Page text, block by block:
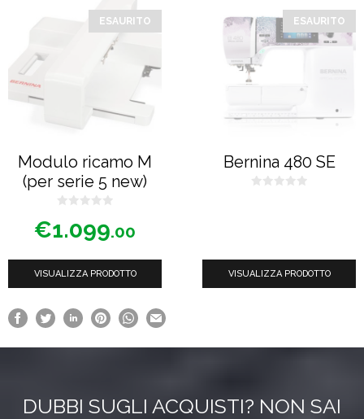
ESAURITO
Modulo ricamo M
(per serie 5 new)
s
u
€1.099.00
VISUALIZZA PRODOTTO
ESAURITO
Bernina 480 SE
VISUALIZZA PRODOTTO
DUBBI SUGLI ACQUISTI? NON SAI